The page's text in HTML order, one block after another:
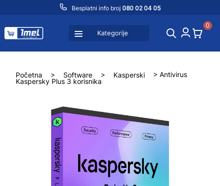
Besplatni info broj 080 02 04 05
Kategorije
0
Početna > Software > Kasperski
> Antivirus
Kaspersky Plus 3 korisnika